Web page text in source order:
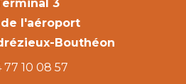
3
de l'aéroport
Bouthéon
77 10 08 57